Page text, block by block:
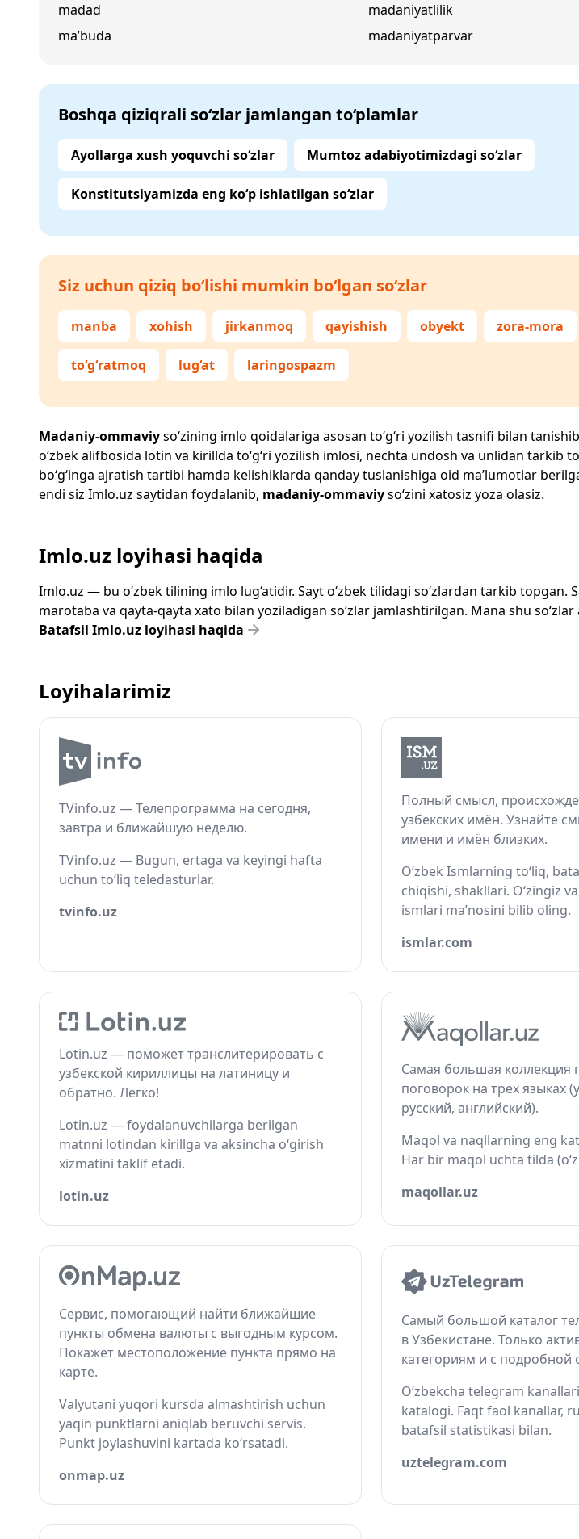
madad
ma’buda
madaniyatlilik
madaniyatparvar
Boshqa qiziqrali so‘zlar jamlangan to‘plamlar
Ayollarga xush yoquvchi so‘zlar Mumtoz adabiyotimizdagi so‘zlar
Konstitutsiyamizda eng ko‘p ishlatilgan so‘zlar
Siz uchun qiziq bo‘lishi mumkin bo‘lgan so‘zlar
manba xohish jirkanmoq qayishish obyekt zora-mora
to‘g‘ratmoq lug‘at laringospazm
Madaniy-ommaviyso‘zining imlo qoidalariga asosan to‘g‘ri yozilish tasnifi bilan
o‘zbek alifbosida lotin va kirillda to‘g‘ri yozilish imlosi, nechta undosh va unlidan tarkib
bo‘g‘inga ajratish tartibi hamda kelishiklarda qanday tuslanishiga oid ma’lumotlar
endi siz Imlo.uz saytidan foydalanib, madaniy-ommaviyso‘zini xatosiz yoza olasiz.
Imlo.uz loyihasi haqida
Imlo.uz — bu o‘zbek tilining imlo lug‘atidir. Sayt o‘zbek tilidagi so‘zlardan tarkib
marotaba va qayta-qayta xato bilan yoziladigan so‘zlar jamlashtirilgan. Mana shu
Batafsil Imlo.uz loyihasi haqida
Loyihalarimiz
TVinfo.uz — Телепрограмма на сегодня,
завтра и ближайшую неделю.
TVinfo.uz — Bugun, ertaga va keyingi hafta
uchun to‘liq teledasturlar.
tvinfo.uz
Полный смысл,
узбекских имён. Узнайте
имени и имён близких.
O‘zbek Ismlarning to‘liq,
chiqishi, shakllari. O‘zingiz
ismlari ma’nosini bilib oling.
ismlar.com
Lotin.uz — поможет транслитерировать с
узбекской кириллицы на латиницу и
обратно. Легко!
Lotin.uz — foydalanuvchilarga berilgan
matnni lotindan kirillga va aksincha o‘girish
xizmatini taklif etadi.
lotin.uz
Самая большая коллекция
поговорок на трёх языках
русский, английский).
Maqol va naqllarning eng
Har bir maqol uchta tilda
maqollar.uz
Сервис, помогающий найти ближайшие
пункты обмена валюты с выгодным курсом.
Покажет местоположение пункта прямо на
карте.
Valyutani yuqori kursda almashtirish uchun
yaqin punktlarni aniqlab beruvchi servis.
Punkt joylashuvini kartada ko‘rsatadi.
onmap.uz
Самый большой каталог
в Узбекистане. Только
категориям и с подробной
O‘zbekcha telegram
katalogi. Faqt faol kanallar,
batafsil statistikasi bilan.
uztelegram.com